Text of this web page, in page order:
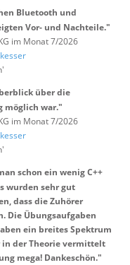
Bluetooth und
Vor- und Nachteile."
im Monat 7/2026
über die
möglich war."
im Monat 7/2026
schon ein wenig C++
wurden sehr gut
dass die Zuhörer
Die Übungsaufgaben
ein breites Spektrum
in der Theorie vermittelt
mega! Dankeschön."